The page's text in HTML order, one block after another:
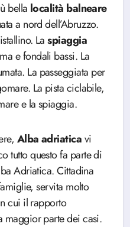
bella località balneare
a nord dell’Abruzzo.
Laspiaggia
e fondali bassi. La
La passeggiata per
La pista ciclabile,
e la spiaggia.
Alba adriaticavi
tutto questo fa parte di
Adriatica. Cittadina
servita molto
cui il rapporto
maggior parte dei casi.